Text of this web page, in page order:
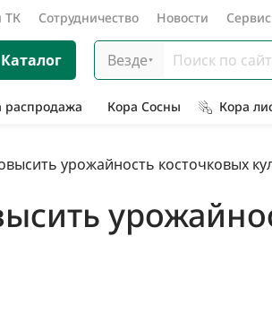
ТК Сотрудничество Новости
Каталог Везде
распродажа Кора Сосны Кора
урожайность косточковых